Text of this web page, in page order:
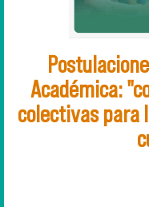
Académica:
colectivas para